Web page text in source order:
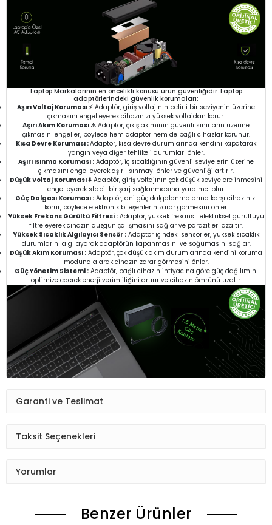
Laptop Markalarının en öncelikli konusu ürün güvenliğidir. Laptop
adaptörlerindeki güvenlik korumaları:
Aşırı Voltaj Koruması ⚡ Adaptör, giriş voltajının belirli bir seviyenin üzerine
çıkmasını engelleyerek cihazınızı yüksek voltajdan korur.
Aşırı Akım Koruması ⚠️Adaptör, çıkış akımının güvenli sınırların üzerine
çıkmasını engeller, böylece hem adaptör hem de bağlı cihazlar korunur.
Kısa Devre Koruması :Adaptör, kısa devre durumlarında kendini kapatarak
yangın veya diğer tehlikeli durumları önler.
Aşırı Isınma Koruması : Adaptör, iç sıcaklığının güvenli seviyelerin üzerine
çıkmasını engelleyerek aşırı ısınmayı önler ve güvenliği artırır.
Düşük Voltaj Koruması ⬇️ Adaptör, giriş voltajının çok düşük seviyelere inmesini
engelleyerek stabil bir şarj sağlanmasına yardımcı olur.
Güç Dalgası Koruması : Adaptör, ani güç dalgalanmalarına karşı cihazınızı
korur, böylece elektronik bileşenlerin zarar görmesini önler.
Yüksek Frekans Gürültü Filtresi :Adaptör, yüksek frekanslı elektriksel gürültüyü
filtreleyerek cihazın düzgün çalışmasını sağlar ve parazitleri azaltır.
Yüksek Sıcaklık Algılayıcı Sensör :Adaptör içindeki sensörler, yüksek sıcaklık
durumlarını algılayarak adaptörün kapanmasını ve soğumasını sağlar.
Düşük Akım Koruması : Adaptör, çok düşük akım durumlarında kendini koruma
moduna alarak cihazın zarar görmesini önler.
Güç Yönetim Sistemi :Adaptör, bağlı cihazın ihtiyacına göre güç dağılımını
optimize ederek enerji verimliliğini artırır ve cihazın ömrünü uzatır.
Garanti ve Teslimat
Taksit Seçenekleri
Yorumlar
Benzer Ürünler